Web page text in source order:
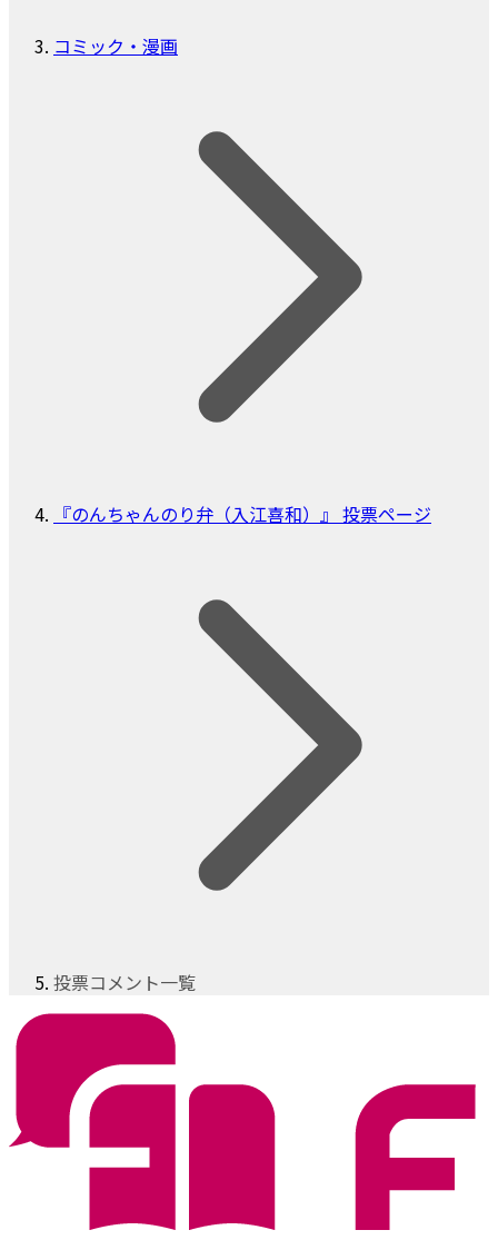
コミック・漫画
『のんちゃんのり弁（入江喜和）』 投票ページ
投票コメント一覧